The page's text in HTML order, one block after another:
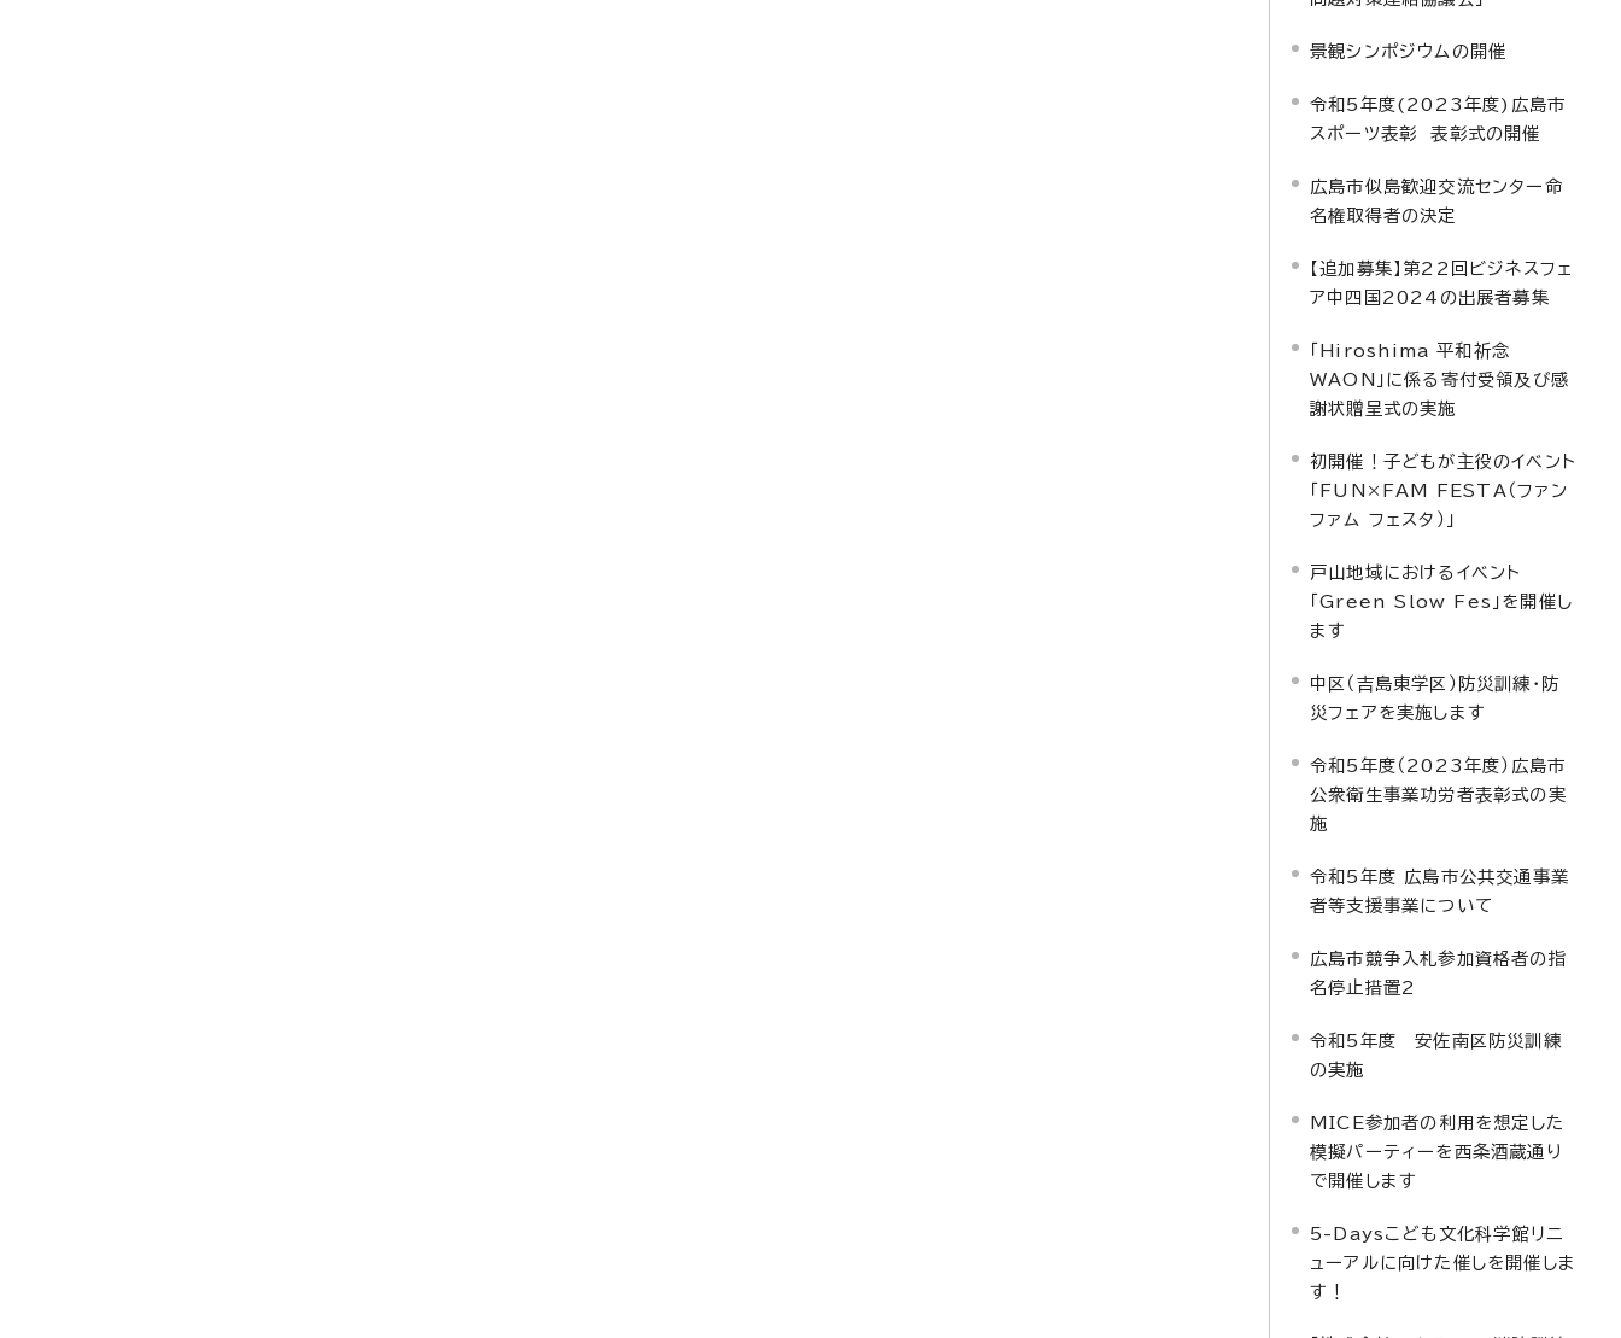
景観シンポジウムの開催
令和5年度(2023年度)広島市
スポーツ表彰 表彰式の開催
広島市似島歓迎交流センター命
名権取得者の決定
【追加募集】第22回ビジネスフェ
ア中四国2024の出展者募集
「Hiroshima 平和祈念
WAON」に係る寄付受領及び感
謝状贈呈式の実施
初開催！子どもが主役のイベント
「FUN×FAM FESTA（ファン
ファム フェスタ）」
戸山地域におけるイベント
「Green Slow Fes」を開催し
ます
中区（吉島東学区）防災訓練・防
災フェアを実施します
令和5年度（2023年度）広島市
公衆衛生事業功労者表彰式の実
施
令和5年度 広島市公共交通事業
者等支援事業について
広島市競争入札参加資格者の指
名停止措置2
令和5年度 安佐南区防災訓練
の実施
MICE参加者の利用を想定した
模擬パーティーを西条酒蔵通り
で開催します
5-Daysこども文化科学館リニ
ューアルに向けた催しを開催しま
す！